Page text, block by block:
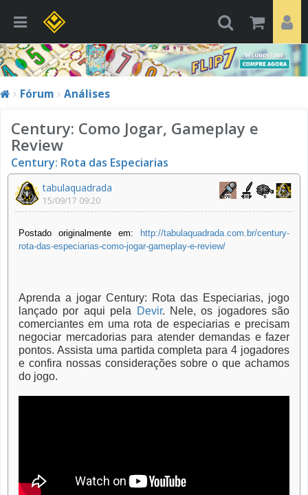
Fórum Análises
Century: Como Jogar, Gameplay e
Review
Century: Rota das Especiarias
tabulaquadrada
15/09/17 09:20
Postado originalmente em: http://tabulaquadrada.com.br/century-
rota-das-especiarias-como-jogar-gameplay-e-review/
Aprenda a jogar Century: Rota das Especiarias, jogo
lançado por aqui pela
Devir. Nele, os jogadores são
comerciantes em uma rota de especiarias e precisam
negociar mercadorias para atender demandas e fazer
pontos. Assista uma partida completa para 4 jogadores
e confira nossas considerações sobre o que achamos
do jogo.